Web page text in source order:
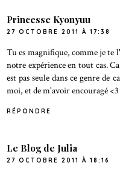
Princesse Kyonyuu
27 OCTOBRE 2011 À 17:38
Tu es magnifique, comme je te
notre expérience en tout cas.
est pas seule dans ce genre de
moi, et de m'avoir encouragé
RÉPONDRE
Le Blog de Julia
27 OCTOBRE 2011 À 18:16